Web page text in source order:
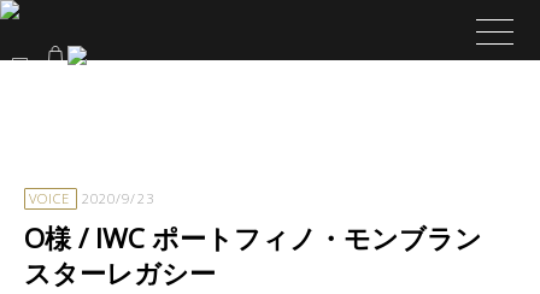
VOICE 2020/9/23
O様 / IWC ポートフィノ・モンブラン
スターレガシー